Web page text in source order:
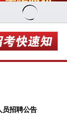
员招聘公告